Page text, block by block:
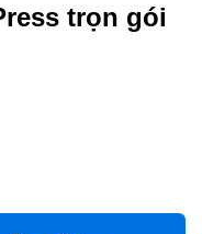
trọn gói